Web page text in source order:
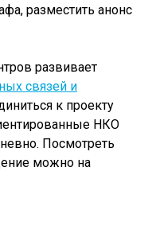
разместить анонс
развивает
связей и
к проекту
НКО
Посмотреть
можно на